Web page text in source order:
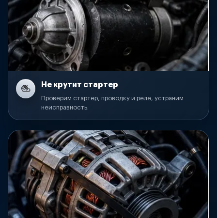
Не крутит стартер
Проверим стартер, проводку и реле, устраним
неисправность.